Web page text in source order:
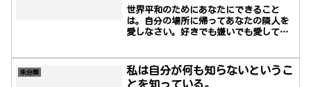
世界平和のためにあなたにできること
は。自分の場所に帰ってあなたの隣人を
愛しなさい。好きでも嫌いでも愛してい
未分類
私は自分が何も知らないというこ
とを知っている。